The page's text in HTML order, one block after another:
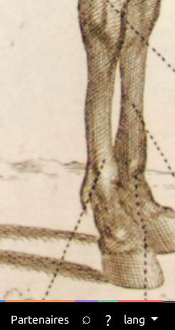
Partenaires ⌕ ? lang